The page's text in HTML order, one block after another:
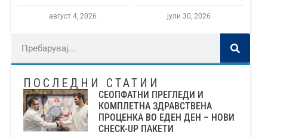
август 4, 2026 јули 30, 2026
ПОСЛЕДНИ СТАТИИ
СЕОПФАТНИ ПРЕГЛЕДИ И
КОМПЛЕТНА ЗДРАВСТВЕНА
ПРОЦЕНКА ВО ЕДЕН ДЕН – НОВИ
CHECK-UP ПАКЕТИ